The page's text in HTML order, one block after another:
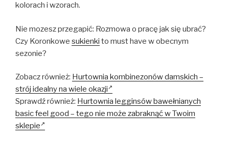
kolorach i wzorach.
Nie mozesz przegapić: Rozmowa o pracę jak się ubrać?
Czy Koronkowe sukienki to must have w obecnym
sezonie?
Zobacz również: Hurtownia kombinezonów damskich –
strój idealny na wiele okazji
Sprawdź również: Hurtownia legginsów bawełnianych
basic feel good – tego nie może zabraknąć w Twoim
sklepie